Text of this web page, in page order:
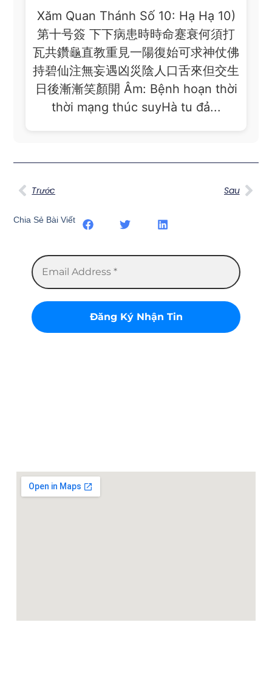
Xăm Quan Thánh Số 10: Hạ Hạ 10)
第十号簽 下下病患時時命蹇衰何須打
瓦共鑽龜直教重見一陽復始可求神仗佛
持碧仙注無妄遇凶災陰人口舌來但交生
日後漸漸笑顏開 Âm: Bệnh hoạn thời
thời mạng thúc suyHà tu đả...
Trước Sau
Chia Sẻ Bài Viết